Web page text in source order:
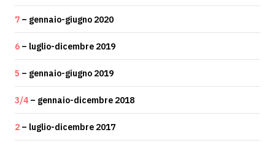
7 – gennaio-giugno 2020
6 – luglio-dicembre 2019
5 – gennaio-giugno 2019
3/4 – gennaio-dicembre 2018
2 – luglio-dicembre 2017